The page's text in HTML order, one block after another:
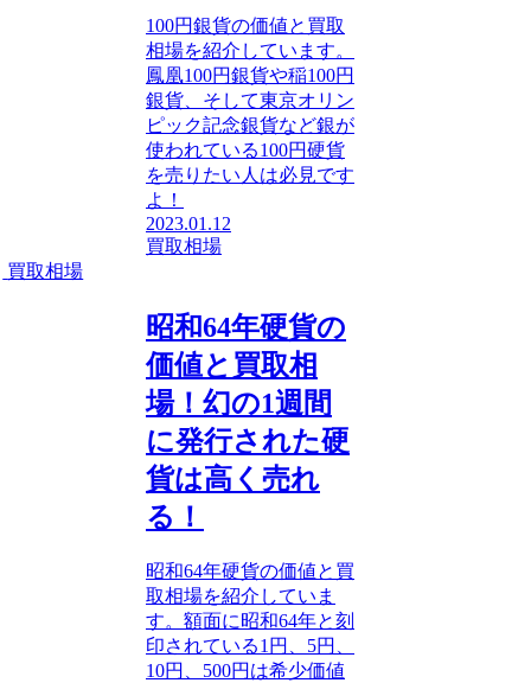
100円銀貨の価値と買取
相場を紹介しています。
鳳凰100円銀貨や稲100円
銀貨、そして東京オリン
ピック記念銀貨など銀が
使われている100円硬貨
を売りたい人は必見です
よ！
2023.01.12
買取相場
買取相場
昭和64年硬貨の
価値と買取相
場！幻の1週間
に発行された硬
貨は高く売れ
る！
昭和64年硬貨の価値と買
取相場を紹介していま
す。額面に昭和64年と刻
印されている1円、5円、
10円、500円は希少価値